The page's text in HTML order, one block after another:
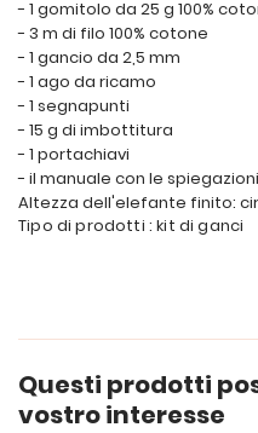
- 1 gomitolo da 25 g 100%
- 3 m di filo 100% cotone
- 1 gancio da 2,5 mm
- 1 ago da ricamo
- 1 segnapunti
- 15 g di imbottitura
- 1 portachiavi
- il manuale con le spiegazioni
Altezza dell'elefante finito:
Tipo di prodotti : kit di ganci
Questi prodotti
vostro interesse